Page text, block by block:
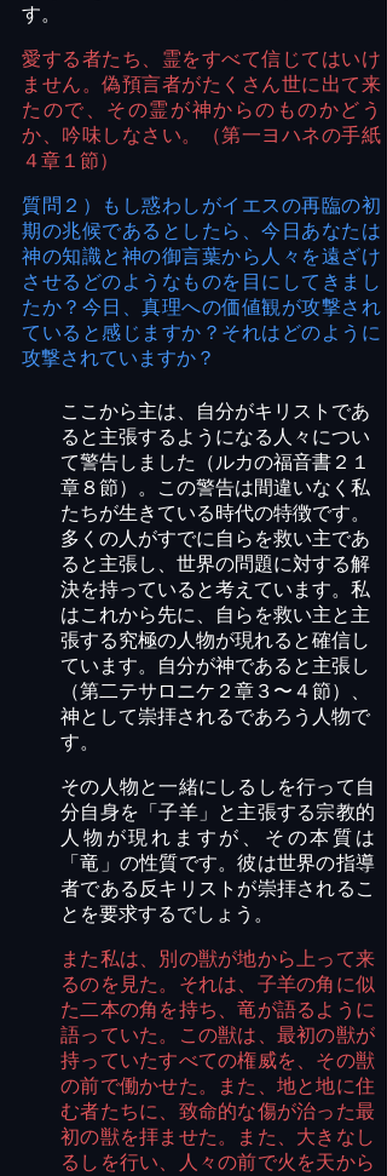
す。
愛する者たち、霊をすべて信じてはいけ
ません。偽預言者がたくさん世に出て来
たので、その霊が神からのものかどう
か、吟味しなさい。（第一ヨハネの手紙
４章１節）
質問２）もし惑わしがイエスの再臨の初
期の兆候であるとしたら、今日あなたは
神の知識と神の御言葉から人々を遠ざけ
させるどのようなものを目にしてきまし
たか？今日、真理への価値観が攻撃され
ていると感じますか？それはどのように
攻撃されていますか？
ここ から主は、自分がキリストであ
ると主張するようになる人々につい
て警告しました
（ルカの福音書２１
章８節）。この警告は間違いなく私
たちが生きている時代の特徴です。
多くの人がすでに自らを救い主であ
ると主張し、世界の問題に対する解
決を持っていると考えています。私
はこれから先に、自らを救い主と主
張する究極の人物が現れると確信し
ています。自分が神であると主張し
（第二テサロニケ２章３〜４節）、
神として崇拝されるであろう 人物で
す。
その人物と一緒にしるしを行って自
分自身を「子羊」と主張する宗教的
人物が現れますが、その本質 は
「竜 」の性質です。彼は世界の指導
者である反キリストが崇拝される こ
と を要求するでしょう。
また私は、別の獣が地から上って来
るのを見た。それは、子羊の角に似
た二本の角を持ち、竜が語るように
語っていた。この獣は、最初の獣が
持っていたすべての権威を、その獣
の前で働かせた。また、地と地に住
む者たちに、致命的な傷が治った最
初の獣を拝ませた。また、大きなし
るしを行い、人々の前で火を天から